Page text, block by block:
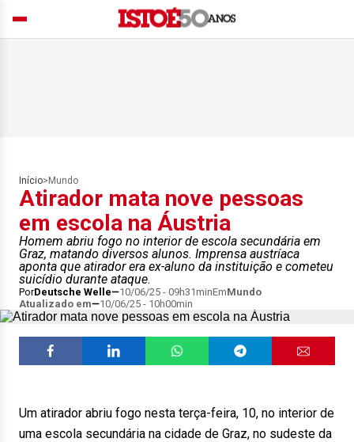
Início> Mundo
Atirador mata nove pessoas
em escola na Áustria
Homem abriu fogo no interior de escola secundária em
Graz, matando diversos alunos. Imprensa austríaca
aponta que atirador era ex-aluno da instituição e cometeu
suicídio durante ataque.
PorDeutsche Welle 10/06/25 - 09h31minEmMundo
Atualizado em
10/06/25 - 10h00min
Um atirador abriu fogo nesta terça-feira, 10, no interior de
uma escola secundária na cidade de Graz, no sudeste da